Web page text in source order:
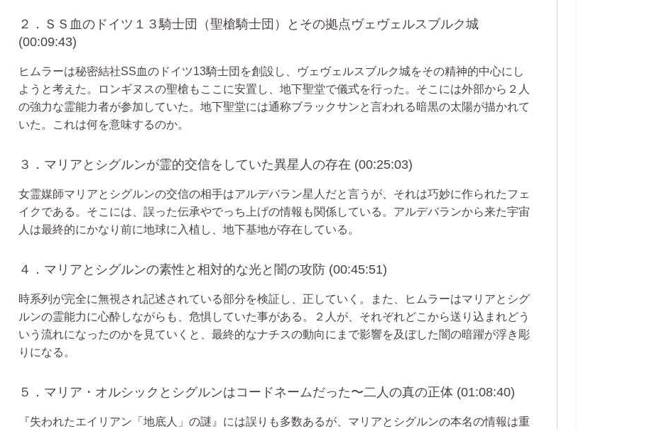
２．ＳＳ血のドイツ１３騎士団（聖槍騎士団）とその拠点ヴェヴェルスブルク城
(00:09:43)
ヒムラーは秘密結社SS血のドイツ13騎士団を創設し、ヴェヴェルスブルク城をその精神的中心にし
ようと考えた。ロンギヌスの聖槍もここに安置し、地下聖堂で儀式を行った。そこには外部から２人
の強力な霊能力者が参加していた。地下聖堂には通称ブラックサンと言われる暗黒の太陽が描かれて
いた。これは何を意味するのか。
３．マリアとシグルンが霊的交信をしていた異星人の存在 (00:25:03)
女霊媒師マリアとシグルンの交信の相手はアルデバラン星人だと言うが、それは巧妙に作られたフェ
イクである。そこには、誤った伝承やでっち上げの情報も関係している。アルデバランから来た宇宙
人は最終的にかなり前に地球に入植し、地下基地が存在している。
４．マリアとシグルンの素性と相対的な光と闇の攻防 (00:45:51)
時系列が完全に無視され記述されている部分を検証し、正していく。また、ヒムラーはマリアとシグ
ルンの霊能力に心酔しながらも、危惧していた事がある。２人が、それぞれどこから送り込まれどう
いう流れになったのかを見ていくと、最終的なナチスの動向にまで影響を及ぼした闇の暗躍が浮き彫
りになる。
５．マリア・オルシックとシグルンはコードネームだった〜二人の真の正体 (01:08:40)
『失われたエイリアン「地底人」の謎』には誤りも多数あるが、マリアとシグルンの本名の情報は重